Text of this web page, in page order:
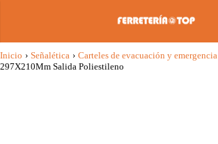
Inicio › Señalética › Carteles de evacuación y emergencia
297X210Mm Salida Poliestileno